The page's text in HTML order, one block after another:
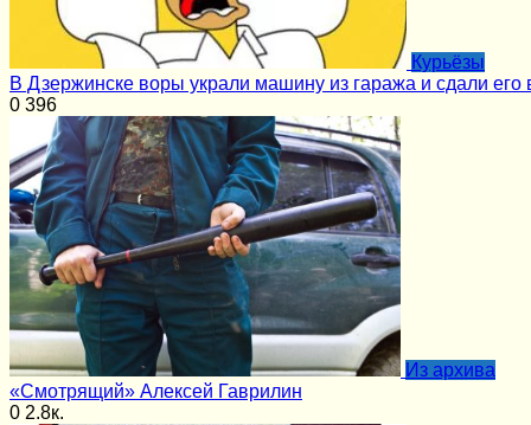
Курьёзы
В Дзержинске воры украли машину из гаража и сдали его
0 396
Из архива
«Смотрящий» Алексей Гаврилин
0 2.8к.